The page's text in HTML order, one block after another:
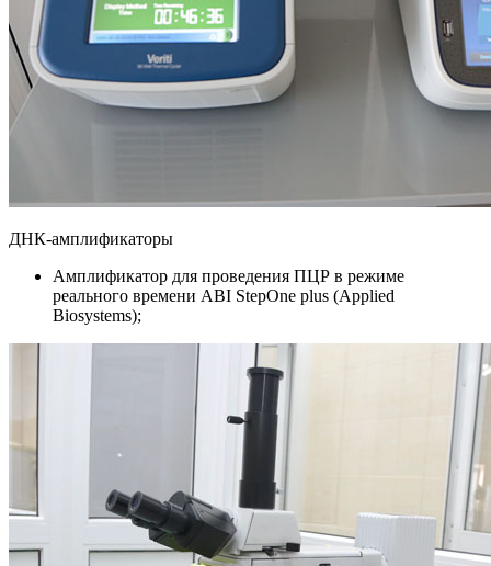
ДНК-амплификаторы
Амплификатор для проведения ПЦР в режиме
реального времени ABI StepOne plus (Аpplied
Biosystems);